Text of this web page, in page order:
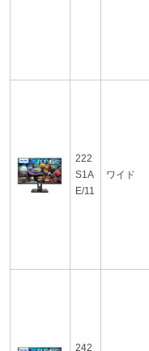
222
S1A
E/11
ワイド
242